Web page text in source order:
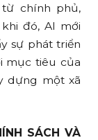
chính phủ,
đó, AI mới
sự phát triển
mục tiêu của
dựng một xã
SÁCH VÀ